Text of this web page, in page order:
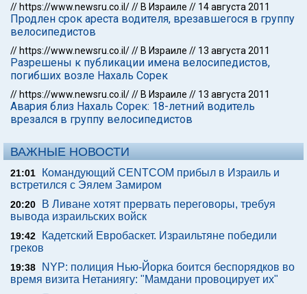
// https://www.newsru.co.il/// В Израиле // 14 августа 2011
Продлен срок арестa водителя, врезавшегося в группу
велосипедистов
// https://www.newsru.co.il/// В Израиле // 13 августа 2011
Разрешены к публикации имена велосипедистов,
погибших возле Нахаль Сорек
// https://www.newsru.co.il/// В Израиле // 13 августа 2011
Авария близ Нахаль Сорек: 18-летний водитель
врезался в группу велосипедистов
ВАЖНЫЕ НОВОСТИ
21:01
Командующий CENTCOM прибыл в Израиль и
встретился с Эялем Замиром
20:20
В Ливане хотят прервать переговоры, требуя
вывода израильских войск
19:42
Кадетский Евробаскет. Израильтяне победили
греков
19:38
NYP: полиция Нью-Йорка боится беспорядков во
время визита Нетаниягу: "Мамдани провоцирует их"